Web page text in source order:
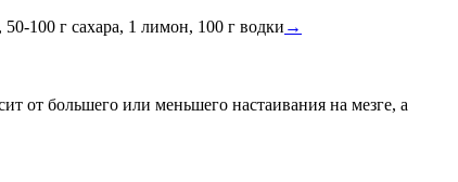
100 г сахара, 1 лимон, 100 г водки →
от большего или меньшего настаивания на мезге, а